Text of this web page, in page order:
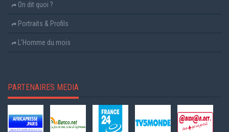
On dit quoi ?
Portraits & Profils
L'Homme du mois
PARTENAIRES MEDIA